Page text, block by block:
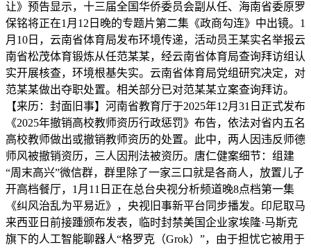
让》预告显示，十三届全国华侨委员会副从任、海南省委原罗
保铭将正在1月12日晚的专题片第二集《政商勾连》中出镜。1
月10日，云南省体育局发布环境传递，活动员王某实名举报云
南省松茂体育锻炼从任范某某，经云南省体育局查询拜访组认
实开展核查，环境根基失实。云南省体育局党组研究决定，对
范某某做出夺职处置。相关部分已对范某某立案查询拜访。
【来历：封面旧事】河南省教育厅于2025年12月31日正式发布
《2025年撤销高校教师资历行政惩罚》布告，依法对省内五名
高校教师做出或撤销教师资历的处置。此中，两人因违反师德
师风被撤销资历，三人因刑法被资历。唐仁健案细节：组建
“周末高兴”微信群，群里除了一家三口就是各商人，放置儿子
开高档餐厅，1月11日正在总台央视分析频道晚8点档第一集
《纠风治乱为平易近》，央视旧事新平台同步播发。印尼取马
来西亚日前接踵颁布发表，临时封禁美国企业家埃隆·马斯克
旗下的人工智能聊器人“格罗克（Grok）”，由于担忧它被用于